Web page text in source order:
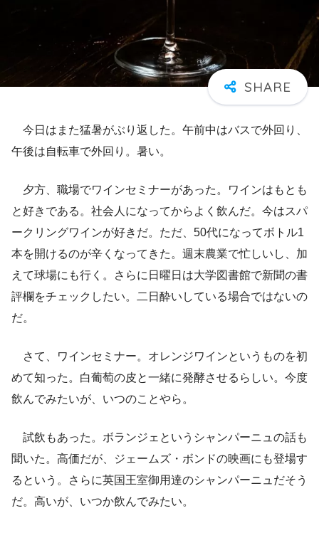
今日はまた猛暑がぶり返した。午前中はバスで外回り、
午後は自転車で外回り。暑い。
夕方、職場でワインセミナーがあった。ワインはもとも
と好きである。社会人になってからよく飲んだ。今はスパ
ークリングワインが好きだ。ただ、50代になってボトル1
本を開けるのが辛くなってきた。週末農業で忙しいし、加
えて球場にも行く。さらに日曜日は大学図書館で新聞の書
評欄をチェックしたい。二日酔いしている場合ではないの
だ。
さて、ワインセミナー。オレンジワインというものを初
めて知った。白葡萄の皮と一緒に発酵させるらしい。今度
飲んでみたいが、いつのことやら。
試飲もあった。ボランジェというシャンパーニュの話も
聞いた。高価だが、ジェームズ・ボンドの映画にも登場す
るという。さらに英国王室御用達のシャンパーニュだそう
だ。高いが、いつか飲んでみたい。